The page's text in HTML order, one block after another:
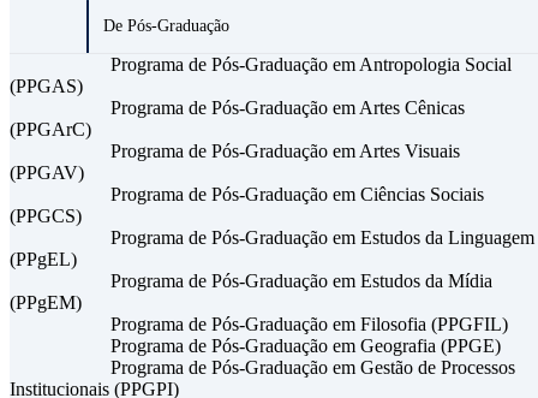
De Pós-Graduação
Programa de Pós-Graduação em Antropologia Social
(PPGAS)
Programa de Pós-Graduação em Artes Cênicas
(PPGArC)
Programa de Pós-Graduação em Artes Visuais
(PPGAV)
Programa de Pós-Graduação em Ciências Sociais
(PPGCS)
Programa de Pós-Graduação em Estudos da Linguagem
(PPgEL)
Programa de Pós-Graduação em Estudos da Mídia
(PPgEM)
Programa de Pós-Graduação em Filosofia (PPGFIL)
Programa de Pós-Graduação em Geografia (PPGE)
Programa de Pós-Graduação em Gestão de Processos
Institucionais (PPGPI)